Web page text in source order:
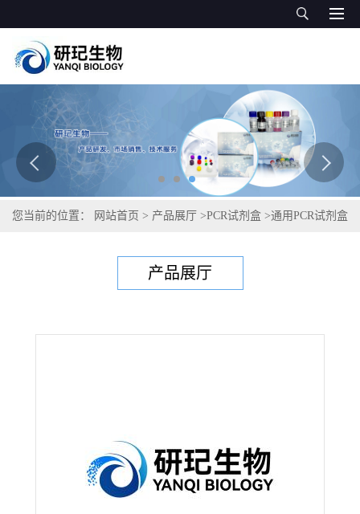
您当前的位置： 网站首页 > 产品展厅 >PCR试剂盒 >通用PCR试剂盒
产品展厅